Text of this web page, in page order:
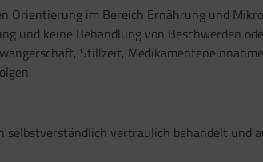
Orientierung im Bereich Ernährung und
und keine Behandlung von Beschwerden
Stillzeit,
selbstverständlich vertraulich behandelt und